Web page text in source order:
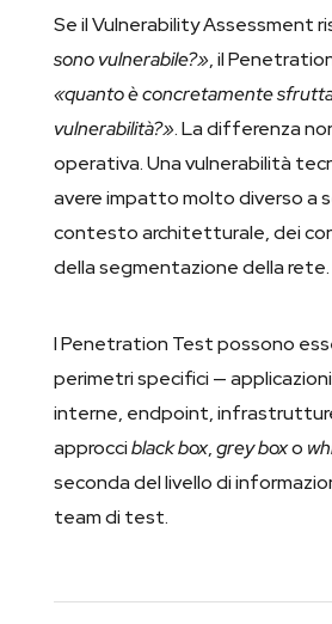
Se il Vulnerability Assessment
sono vulnerabile?», il
«quanto è concretamente
vulnerabilità?». La differenza
operativa. Una vulnerabilità
avere impatto molto diverso a
contesto architetturale, dei
della segmentazione della rete.
I Penetration Test possono
perimetri specifici —
interne, endpoint,
approcciblack box,grey boxo
seconda del livello di
team di test.